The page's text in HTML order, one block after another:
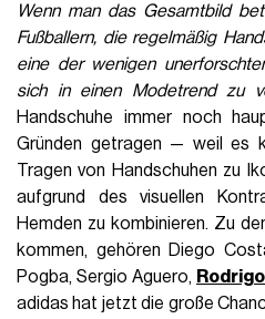
Wenn man das Gesamtbild
Fußballern, die regelmäßig
eine der wenigen
sich in einen Modetrend zu
Handschuhe immer noch
Gründen getragen — weil es
Tragen von Handschuhen zu
aufgrund des visuellen
Hemden zu kombinieren. Zu
kommen, gehören Diego
Pogba, Sergio Aguero,
adidas hat jetzt die große